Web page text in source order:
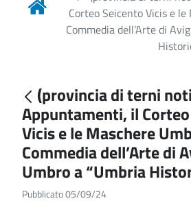
Corteo Seicento Vicis e
Commedia dell’Arte di
(provincia di terni
Appuntamenti, il
Vicis e le Maschere
Commedia dell’Arte di
Umbro a “Umbria
Pubblicato 05/09/24